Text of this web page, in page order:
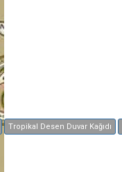
Tropikal Desen Duvar Kağıdı